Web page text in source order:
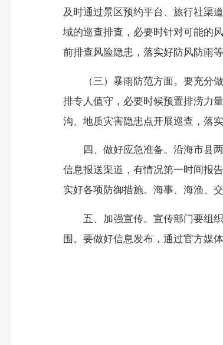
及时通过景区预约平台、旅行社渠
域的巡查排查，必要时针对可能的
前排查风险隐患，落实好防风防雨
（三）暴雨防范方面。要充分
排专人值守，必要时候预置排涝力
沟、地质灾害隐患点开展巡查，落
四、做好应急准备。 沿海市县
信息报送渠道，有情况第一时间报
实好各项防御措施。海事、海渔、
五、加强宣传。 宣传部门要组
围。要做好信息发布，通过官方媒